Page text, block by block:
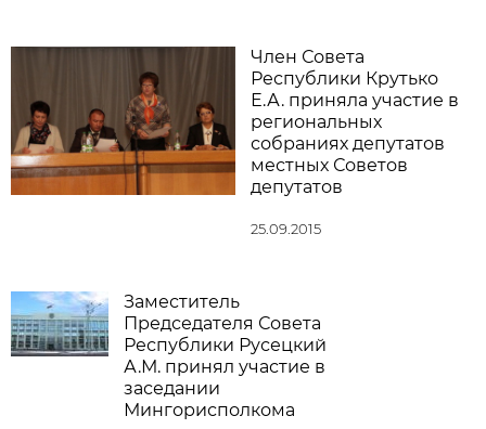
Член Совета
Республики Крутько
Е.А. приняла участие в
региональных
собраниях депутатов
местных Советов
депутатов
25.09.2015
Заместитель
Председателя Совета
Республики Русецкий
А.М. принял участие в
заседании
Мингорисполкома